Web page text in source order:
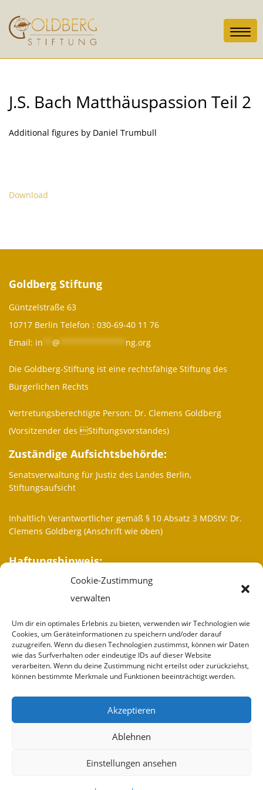
Cookie-Zustimmung
verwalten
Um dir ein optimales Erlebnis zu bieten, verwenden wir Technologien wie
Cookies, um Geräteinformationen zu speichern und/oder darauf
zuzugreifen. Wenn du diesen Technologien zustimmst, können wir Daten
wie das Surfverhalten oder eindeutige IDs auf dieser Website
verarbeiten. Wenn du deine Zustimmung nicht erteilst oder zurückziehst,
können bestimmte Merkmale und Funktionen beeinträchtigt werden.
Akzeptieren
Ablehnen
Einstellungen ansehen
J.S. Bach Matthäuspassion Teil 2
Additional figures by Daniel Trumbull
Download
Goldberg Stiftung
Güntzelstraße 63
10717 Berlin Telefon : 030-69-40 11 76
Email: in @ ************** ng.org
Die Goldberg-Stiftung ist eine rechtsfähige Stiftung des
Bürgerlichen Rechts
Vertretungsberechtigte Person: Dr. Clemens Goldberg
(Vorsitzender des Stiftungsvorstandes)
Zuständige Aufsichtsbehörde:
Senatsverwaltung für Justiz des Landes Berlin,
Stiftungsaufsicht
Inhaltlich Verantwortlicher gemäß § 10 Absatz 3 MDStV: Dr.
Clemens Goldberg (Anschrift wie oben)
Haftungshinweis:
Trotz sorgfältiger inhaltlicher Kontrolle übernehmen wir keine
Haftung für die Inhalte externer Links. Für den Inhalt der
verantwortlich.
Weitere Informationen
Wir sind
Partner
Spenden